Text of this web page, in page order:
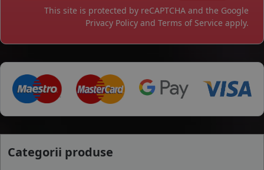
This site is protected by reCAPTCHA and the Google
Privacy Policy and Terms of Service apply.
Categorii produse